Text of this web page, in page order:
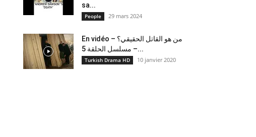
sa...
People 29 mars 2024
En vidéo – من هو القاتل الحقيقي؟
– مسلسل الحلقة 5...
Turkish Drama HD 10 janvier 2020